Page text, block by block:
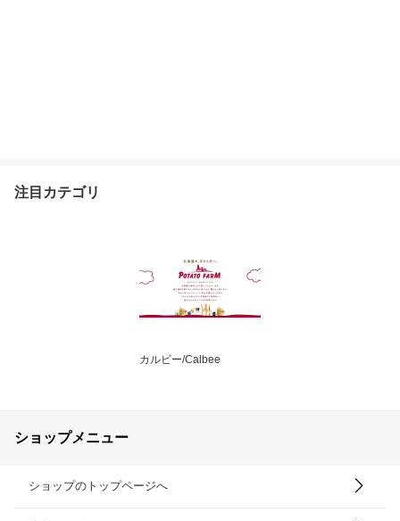
注目カテゴリ
カルビー/Calbee
ショップメニュー
ショップのトップページへ